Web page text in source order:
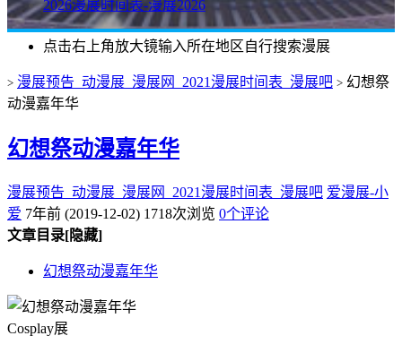
2026漫展时间表-漫展2026
点击右上角放大镜输入所在地区自行搜索漫展
> 漫展预告_动漫展_漫展网_2021漫展时间表_漫展吧 > 幻想祭
动漫嘉年华
幻想祭动漫嘉年华
漫展预告_动漫展_漫展网_2021漫展时间表_漫展吧 爱漫展-小
爱 7年前 (2019-12-02) 1718次浏览 0个评论
文章目录[隐藏]
幻想祭动漫嘉年华
Cosplay展